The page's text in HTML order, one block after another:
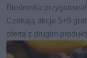
Biedronka
Czekają akcje 5+5
oferta z drugim